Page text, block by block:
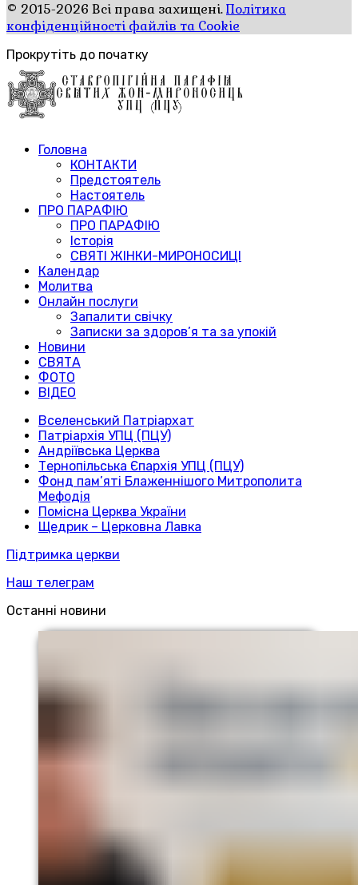
© 2015-2026 Всі права захищені.Політика
конфіденційності файлів та Cookie
Прокрутіть до початку
Головна
КОНТАКТИ
Предстоятель
Настоятель
ПРО ПАРАФІЮ
ПРО ПАРАФІЮ
Історія
СВЯТІ ЖІНКИ-МИРОНОСИЦІ
Календар
Молитва
Онлайн послуги
Запалити свічку
Записки за здоров’я та за упокій
Новини
СВЯТА
ФОТО
ВІДЕО
Вселенський Патріархат
Патріархія УПЦ (ПЦУ)
Андріївська Церква
Тернопільська Єпархія УПЦ (ПЦУ)
Фонд пам’яті Блаженнішого Митрополита
Мефодія
Помісна Церква України
Щедрик – Церковна Лавка
Підтримка церкви
Наш телеграм
Останні новини